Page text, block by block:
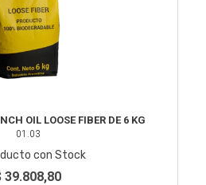
OIL LOOSE FIBER DE 6 KG
01.03
con Stock
39.808,80